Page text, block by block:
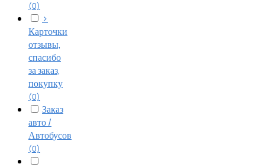
(0)
>
Карточки
отзывы,
спасибо
за заказ,
покупку
(0)
Заказ
авто /
Автобусов
(0)